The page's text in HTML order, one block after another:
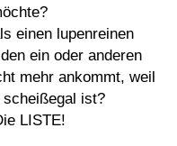
einen lupenreinen
ein oder anderen
mehr ankommt, weil
ist?
LISTE!